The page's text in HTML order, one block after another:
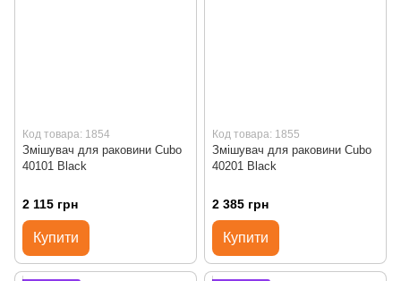
Код товара: 1854
Змішувач для раковини Cubo
40101 Black
2 115 грн
Купити
Код товара: 1855
Змішувач для раковини Cubo
40201 Black
2 385 грн
Купити